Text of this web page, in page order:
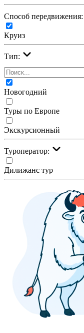
Cпособ передвижения:
Круиз
Тип:
Новогодний
Туры по Европе
Экскурсионный
Туроператор:
Дилижанс тур